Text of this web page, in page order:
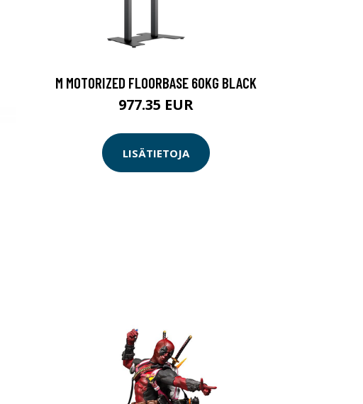
M MOTORIZED FLOORBASE 60KG BLACK
977.35 EUR
LISÄTIETOJA